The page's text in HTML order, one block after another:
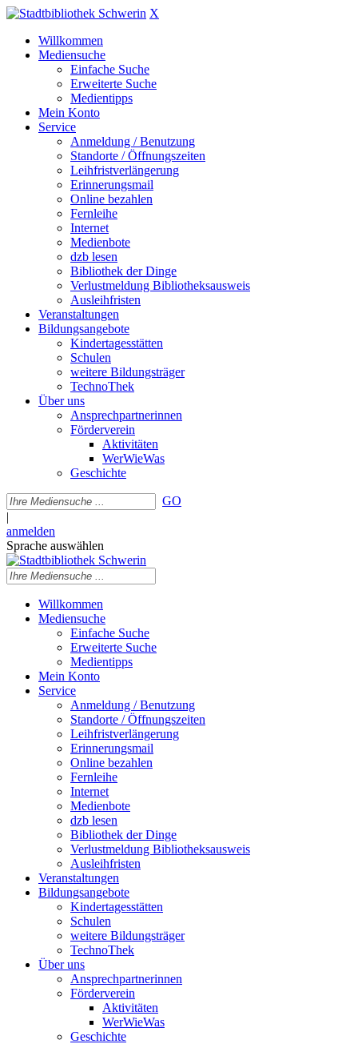
X
Willkommen
Mediensuche
Einfache Suche
Erweiterte Suche
Medientipps
Mein Konto
Service
Anmeldung / Benutzung
Standorte / Öffnungszeiten
Leihfristverlängerung
Erinnerungsmail
Online bezahlen
Fernleihe
Internet
Medienbote
dzb lesen
Bibliothek der Dinge
Verlustmeldung Bibliotheksausweis
Ausleihfristen
Veranstaltungen
Bildungsangebote
Kindertagesstätten
Schulen
weitere Bildungsträger
TechnoThek
Über uns
Ansprechpartnerinnen
Förderverein
Aktivitäten
WerWieWas
Geschichte
GO
|
anmelden
Sprache auswählen
Willkommen
Mediensuche
Einfache Suche
Erweiterte Suche
Medientipps
Mein Konto
Service
Anmeldung / Benutzung
Standorte / Öffnungszeiten
Leihfristverlängerung
Erinnerungsmail
Online bezahlen
Fernleihe
Internet
Medienbote
dzb lesen
Bibliothek der Dinge
Verlustmeldung Bibliotheksausweis
Ausleihfristen
Veranstaltungen
Bildungsangebote
Kindertagesstätten
Schulen
weitere Bildungsträger
TechnoThek
Über uns
Ansprechpartnerinnen
Förderverein
Aktivitäten
WerWieWas
Geschichte